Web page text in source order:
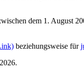
dem 1. August
beziehungsweise für
.